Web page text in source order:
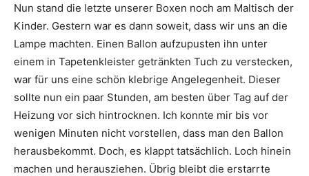
Nun stand die letzte unserer Boxen noch am Maltisch der
Kinder. Gestern war es dann soweit, dass wir uns an die
Lampe machten. Einen Ballon aufzupusten ihn unter
einem in Tapetenkleister getränkten Tuch zu verstecken,
war für uns eine schön klebrige Angelegenheit. Dieser
sollte nun ein paar Stunden, am besten über Tag auf der
Heizung vor sich hintrocknen. Ich konnte mir bis vor
wenigen Minuten nicht vorstellen, dass man den Ballon
herausbekommt. Doch, es klappt tatsächlich. Loch hinein
machen und herausziehen. Übrig bleibt die erstarrte